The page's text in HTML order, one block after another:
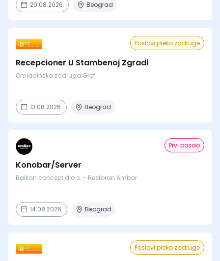
20.08.2026. Beograd
Poslovi preko zadruge
Recepcioner U Stambenoj Zgradi
Omladinska zadruga Grof
13.08.2026. Beograd
Prvi posao
Konobar/Server
Balkan concept d.o.o. - Restoran Ambar
14.08.2026. Beograd
Poslovi preko zadruge